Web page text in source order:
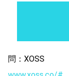
問：XOSS